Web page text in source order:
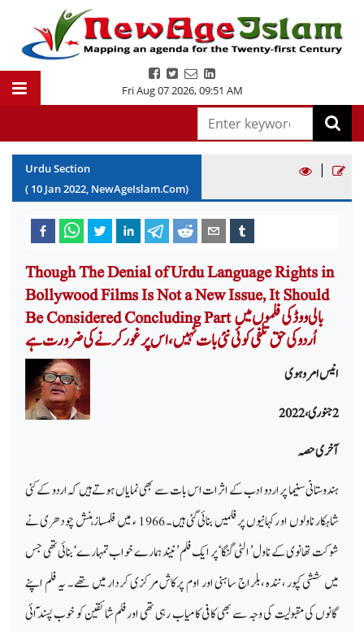
Fri Aug 07 2026,09:51 AM
Urdu Section
( 10 Jan2022, NewAgeIslam.Com)
|
Though The Denial of Urdu Language Rights in
Bollywood Films Is Not a New Issue, It Should
Be Considered Concluding Part بالی ووڈ کی فلموں میں
اُردو کی حق تلفی کوئی نئی بات نہیں، اس پر غور کرنے کی ضرورت ہے
انیس امروہوی
2 جنوری،2022
آخری حصہ
ہندوستانی سنیما پر اردو ادب کے اثرات اس بات سے بھی نمایاں ہوتے ہیں کہ اردو کے کئی
شاہکار ناولوں او رکہانیوں پر فلمیں بنائی گئی ہیں۔ 1966 ء میں فلمساز ہنش چودھری نے
شوکت تھانوی کے ناول ’ الٹی گنگا‘ پر ایک فلم ’ نیند ہمارے خواب تمہارے‘ بنائی تھی جس
میں ششی کپور ، نندہ ،بلراج ساہنی اور اوم پرکاش مرکزی کردار میں تھے۔ یہ فلم اپنے
گانوں کی مقبولیت کی وجہ سے بھی کافی کامیاب رہی تھی اورفلم شائقین کو خوب پسند ٓائی